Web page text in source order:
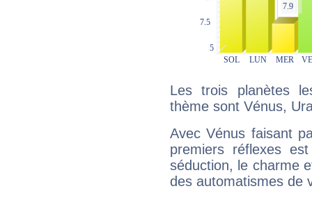
Les trois planètes
thème sont Vénus,
Avec Vénus faisant
premiers réflexes
séduction, le charme
des automatismes de